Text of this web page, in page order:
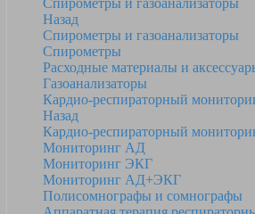
Спирометры и газоанализаторы
Назад
Спирометры и газоанализаторы
Спирометры
Расходные материалы и
Газоанализаторы
Кардио-респираторный
Назад
Кардио-респираторный
Мониторинг АД
Мониторинг ЭКГ
Мониторинг АД+ЭКГ
Полисомнографы и сомнографы